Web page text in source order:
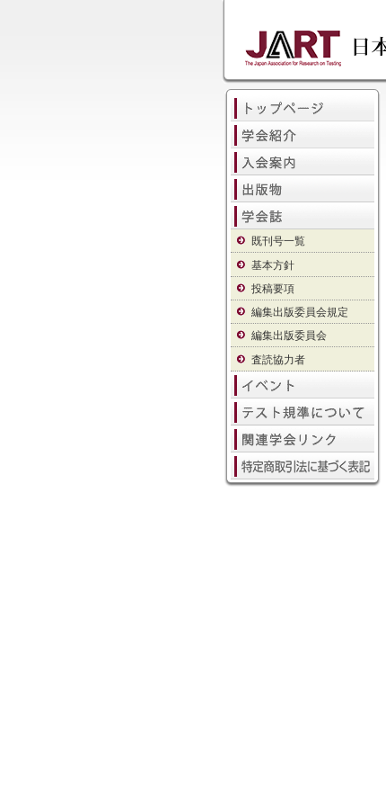
既刊号一覧
基本方針
投稿要項
編集出版委員会規定
編集出版委員会
査読協力者